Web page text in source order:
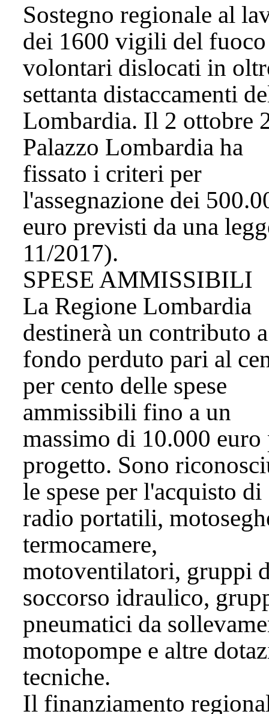
Sostegno regionale al
dei 1600 vigili del fuoco
volontari dislocati in
settanta distaccamenti
Lombardia. Il 2 ottobre
Palazzo Lombardia ha
fissato i criteri per
l'assegnazione dei
euro previsti da una
11/2017).
SPESE AMMISSIBILI
La Regione Lombardia
destinerà un contributo a
fondo perduto pari al
per cento delle spese
ammissibili fino a un
massimo di 10.000 euro
progetto. Sono
le spese per l'acquisto di
radio portatili,
termocamere,
motoventilatori, gruppi
soccorso idraulico,
pneumatici da
motopompe e altre
tecniche.
Il finanziamento